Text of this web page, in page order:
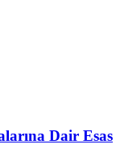
Dair Esas